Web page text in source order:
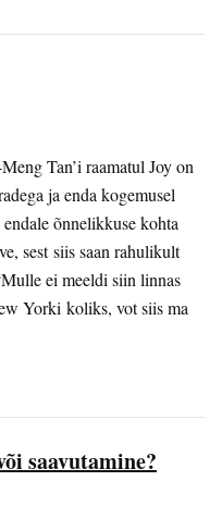
Tan’i raamatul Joy on
ja enda kogemusel
õnnelikkuse kohta
sest siis saan rahulikult
ei meeldi siin linnas
Yorki koliks, vot siis ma
saavutamine?